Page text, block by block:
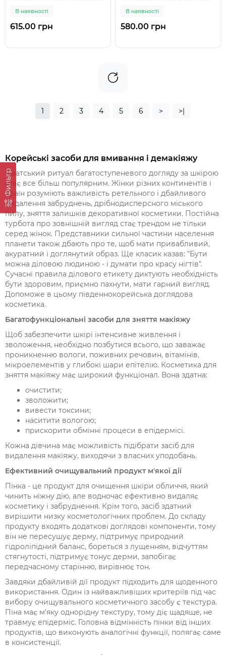
Фильтр
В наявності
615.00 грн
В наявності
580.00 грн
1 2 3 4 5 6 > >|
Корейські засоби для вмивання і демакіяжу
Азіатський ритуал багатоступеневого догляду за шкірою
стає все більш популярним. Жінки різних континентів і
країн розуміють важливість ретельного і дбайливого
видалення забруднень, дрібнодисперсного міського
пилу, зняття залишків декоративної косметики. Постійна
турбота про зовнішній вигляд стає трендом не тільки
серед жінок. Представники сильної частини населення
планети також дбають про те, щоб мати привабливий,
акуратний і доглянутий образ. Ще класик казав: "Бути
можна діловою людиною - і думати про красу нігтів".
Сучасні правила ділового етикету диктують необхідність
бути здоровим, приємно пахнути, мати гарний вигляд.
Допоможе в цьому південнокорейська доглядова
косметика.
Багатофункціональні засоби для зняття макіяжу
Щоб забезпечити шкірі інтенсивне живлення і
зволоження, необхідно позбутися всього, що заважає
проникненню вологи, поживних речовин, вітамінів,
мікроелементів у глибокі шари епітелію. Косметика для
зняття макіяжу має широкий функціонал. Вона здатна:
очистити;
зволожити;
вивести токсини;
наситити вологою;
прискорити обмінні процеси в епідермісі.
Кожна дівчина має можливість підібрати засіб для
видалення макіяжу, виходячи з власних уподобань.
Ефективний очищувальний продукт м'якої дії
Пінка - це продукт для очищення шкіри обличчя, який
чинить ніжну дію, але водночас ефективно видаляє
косметику і забруднення. Крім того, засіб здатний
вирішити низку косметологічних проблем. До складу
продукту входять додаткові доглядові компоненти, тому
він не пересушує дерму, підтримує природний
гідроліпідний баланс, бореться з лущенням, відчуттям
стягнутості, підтримує тонус дерми, запобігає
передчасному старінню, вирівнює тон.
Завдяки дбайливій дії продукт підходить для щоденного
використання. Один із найважливіших критеріїв під час
вибору очищувального косметичного засобу є текстура.
Піна має м'яку однорідну текстуру, тому діє щадяще, не
травмує епідерміс. Головна відмінність пінки від інших
продуктів, що виконують аналогічні функції, полягає саме
в консистенції.